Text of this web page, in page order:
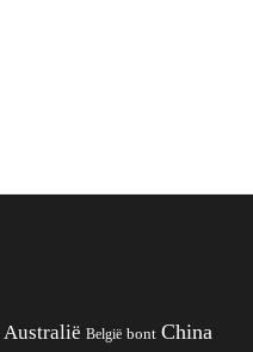
Australië België bont China